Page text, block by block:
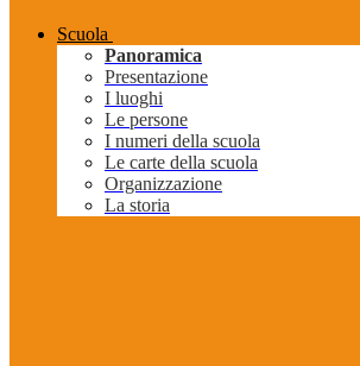
Scuola
Panoramica
Presentazione
I luoghi
Le persone
I numeri della scuola
Le carte della scuola
Organizzazione
La storia